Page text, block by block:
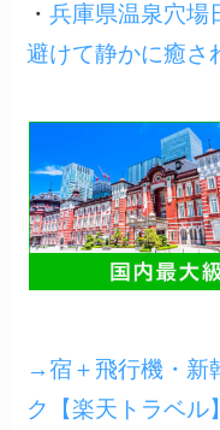
・兵庫県温泉穴場
避けて静かに癒さ
→宿＋飛行機・新
ク【楽天トラベル】